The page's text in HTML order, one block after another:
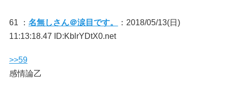
61 ： 名無しさん＠涙目です。
：2018/05/13(日)
11:13:18.47 ID:KblrYDtX0.net
>>59
感情論乙